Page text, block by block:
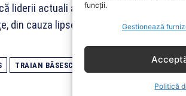
funcții.
Gestionează
Politică
liderii actuali au înțeles că pot să
din cauza lipsei de proteste din partea
TRAIAN BĂSESCU